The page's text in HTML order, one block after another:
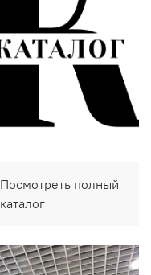
Посмотреть полный
каталог